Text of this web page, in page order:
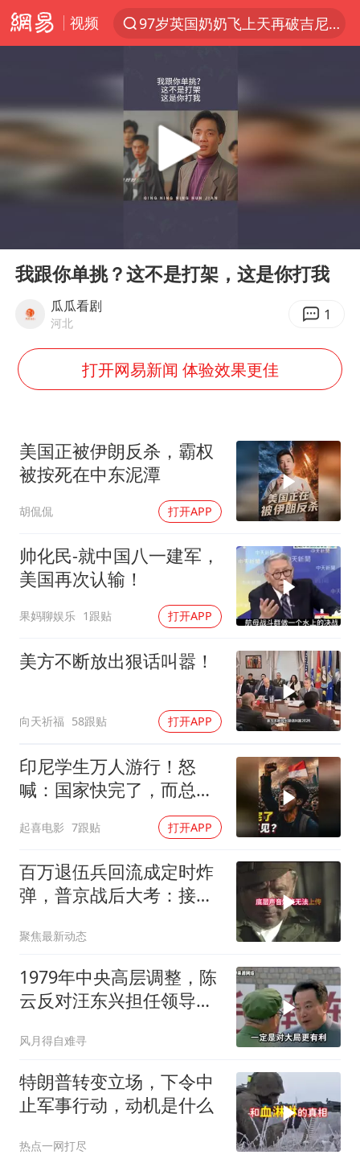
视频
97岁英国奶奶飞上天再破吉尼斯纪录
汪峰阻止14岁女儿买大牌
泸溪河：桃酥吃出金属牙冠视频不实
公司“上四休三”但要降薪1000元
四川宜宾市高县发生4.9级地震
女子开一天一夜空调后二氧化碳中毒
70多岁父亲独自坐车到上海看望女儿
“中国蔬菜之乡”最高温达41.8℃
“不建议大家买深色蛋糕”
985博士后被曝在妻子孕期出轨后续
如何把百年大党建设得更加坚强有力？
Play
我跟你单挑？这不是打架，这是你打我
瓜瓜看剧
河北 1
打开网易新闻 体验效果更佳
美国正被伊朗反杀，霸权
被按死在中东泥潭
胡侃侃 打开APP
帅化民-就中国八一建军，
美国再次认输！
果妈聊娱乐 1跟贴 打开APP
美方不断放出狠话叫嚣！
向天祈福 58跟贴 打开APP
印尼学生万人游行！怒
喊：国家快完了，而总统
起喜电影 7跟贴 打开APP
百万退伍兵回流成定时炸
弹，普京战后大考：接不
聚焦最新动态
1979年中央高层调整，陈
云反对汪东兴担任领导职
风月得自难寻
特朗普转变立场，下令中
止军事行动，动机是什么
热点一网打尽